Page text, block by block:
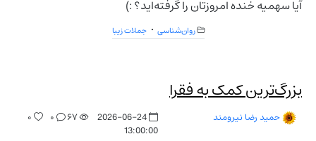
آیا سهمیه خنده امروزتان را گرفته‌اید؟ :)
روان‌شناسی جملات زیبا
بزرگ‌ترین کمک به فقرا
حمید رضا نیرومند
2026-06-24
13:00:00
۶۷ ۰ ۰